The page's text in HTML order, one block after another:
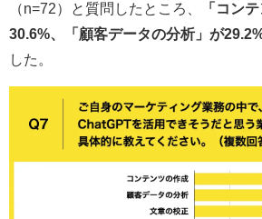
（n=72）と質問したところ、
「コン
30.6%、「顧客データの分析」が
した。